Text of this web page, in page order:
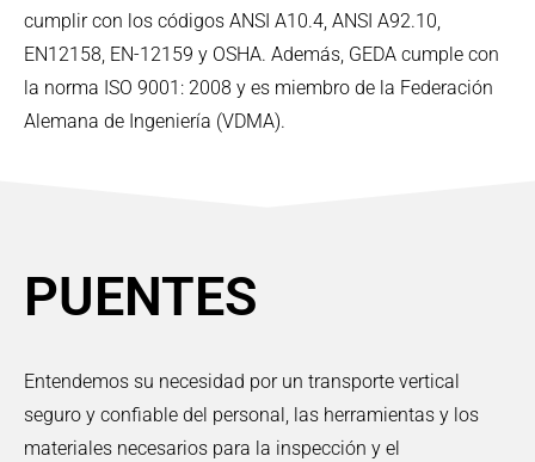
cumplir con los códigos ANSI A10.4, ANSI A92.10,
EN12158, EN-12159 y OSHA. Además, GEDA cumple con
la norma ISO 9001: 2008 y es miembro de la Federación
Alemana de Ingeniería (VDMA).
PUENTES
Entendemos su necesidad por un transporte vertical
seguro y confiable del personal, las herramientas y los
materiales necesarios para la inspección y el